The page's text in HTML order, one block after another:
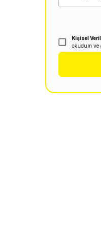
Kişisel
okudum ve